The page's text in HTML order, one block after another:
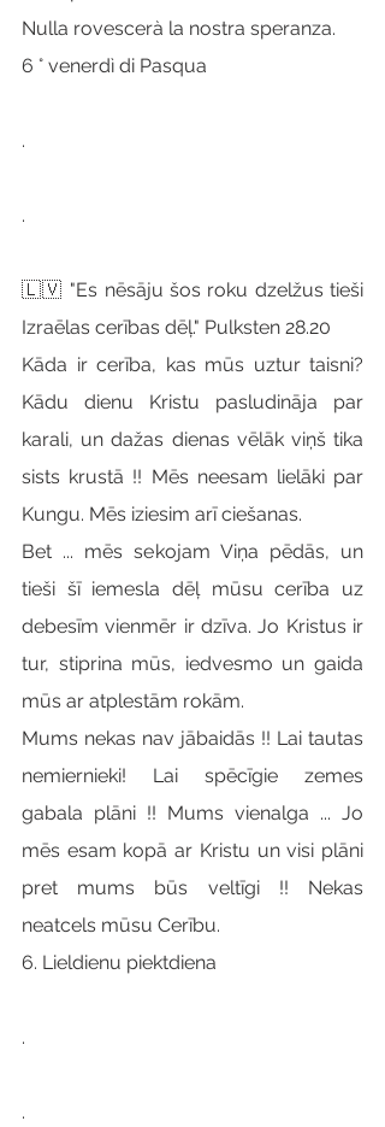
Nulla rovescerà la nostra speranza.
6 ° venerdì di Pasqua
.
.
🇱🇻 "Es nēsāju šos roku dzelžus tieši
Izraēlas cerības dēļ." Pulksten 28.20
Kāda ir cerība, kas mūs uztur taisni?
Kādu dienu Kristu pasludināja par
karali, un dažas dienas vēlāk viņš tika
sists krustā !! Mēs neesam lielāki par
Kungu. Mēs iziesim arī ciešanas.
Bet ... mēs sekojam Viņa pēdās, un
tieši šī iemesla dēļ mūsu cerība uz
debesīm vienmēr ir dzīva. Jo Kristus ir
tur, stiprina mūs, iedvesmo un gaida
mūs ar atplestām rokām.
Mums nekas nav jābaidās !! Lai tautas
nemiernieki! Lai spēcīgie zemes
gabala plāni !! Mums vienalga ... Jo
mēs esam kopā ar Kristu un visi plāni
pret mums būs veltīgi !! Nekas
neatcels mūsu Cerību.
6. Lieldienu piektdiena
.
.